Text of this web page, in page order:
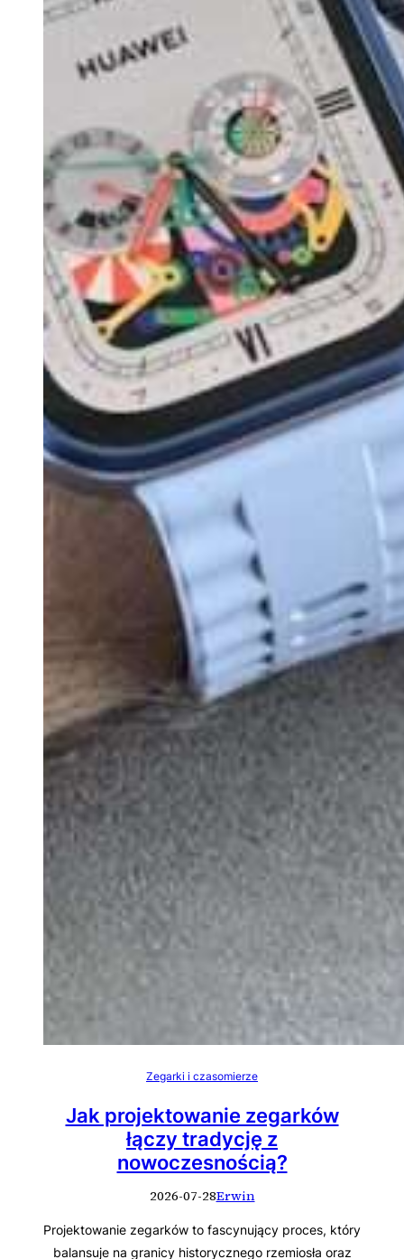
Zegarki i czasomierze
Jak projektowanie zegarków
łączy tradycję z
nowoczesnością?
2026-07-28Erwin
Projektowanie zegarków to fascynujący proces, który
balansuje na granicy historycznego rzemiosła oraz